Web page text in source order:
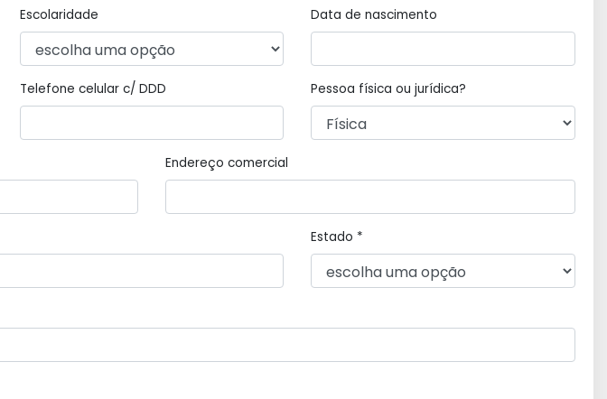
Escolaridade Data de nascimento
Telefone celular c/ DDD Pessoa física ou jurídica?
Endereço comercial
Estado *